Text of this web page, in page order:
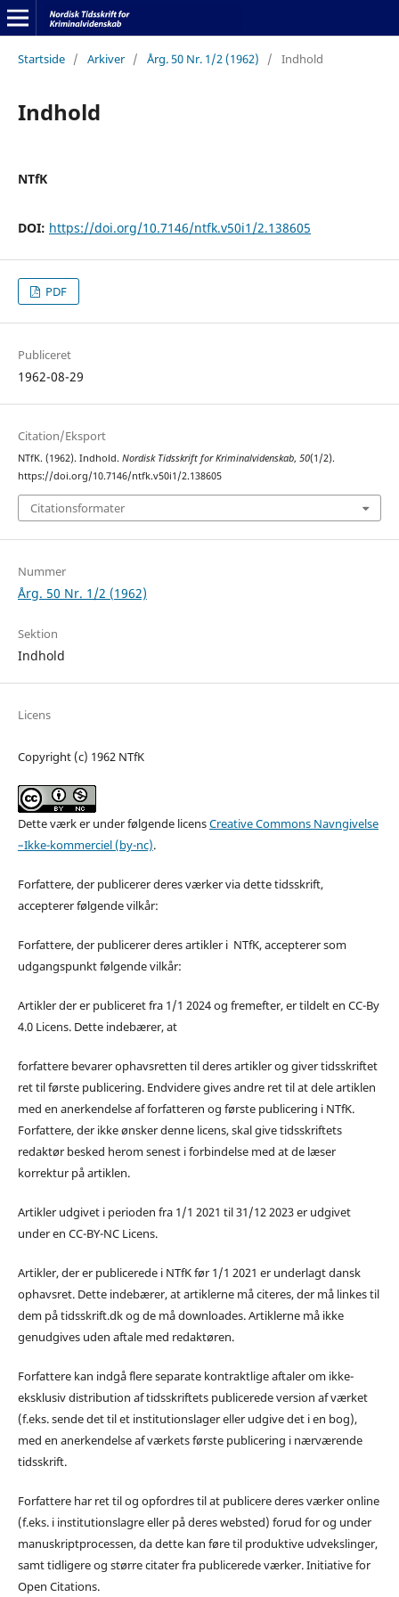
Startside / Arkiver / Årg. 50 Nr. 1/2 (1962) / Indhold
Indhold
NTfK
DOI: https://doi.org/10.7146/ntfk.v50i1/2.138605
PDF
Publiceret
1962-08-29
Citation/Eksport
NTfK. (1962). Indhold. Nordisk Tidsskrift for Kriminalvidenskab, 50(1/2).
https://doi.org/10.7146/ntfk.v50i1/2.138605
Citationsformater
Nummer
Årg. 50 Nr. 1/2 (1962)
Sektion
Indhold
Licens
Copyright (c) 1962 NTfK
Dette værk er under følgende licensCreative Commons Navngivelse
–Ikke-kommerciel (by-nc).
Forfattere, der publicerer deres værker via dette tidsskrift,
accepterer følgende vilkår:
Forfattere, der publicerer deres artikler i NTfK, accepterer som
udgangspunkt følgende vilkår:
Artikler der er publiceret fra 1/1 2024 og fremefter, er tildelt en CC-By
4.0 Licens. Dette indebærer, at
forfattere bevarer ophavsretten til deres artikler og giver tidsskriftet
ret til første publicering. Endvidere gives andre ret til at dele artiklen
med en anerkendelse af forfatteren og første publicering i NTfK.
Forfattere, der ikke ønsker denne licens, skal give tidsskriftets
redaktør besked herom senest i forbindelse med at de læser
korrektur på artiklen.
Artikler udgivet i perioden fra 1/1 2021 til 31/12 2023 er udgivet
under en CC-BY-NC Licens.
Artikler, der er publicerede i NTfK før 1/1 2021 er underlagt dansk
ophavsret. Dette indebærer, at artiklerne må citeres, der må linkes til
dem på tidsskrift.dk og de må downloades. Artiklerne må ikke
genudgives uden aftale med redaktøren.
Forfattere kan indgå flere separate kontraktlige aftaler om ikke-
eksklusiv distribution af tidsskriftets publicerede version af værket
(f.eks. sende det til et institutionslager eller udgive det i en bog),
med en anerkendelse af værkets første publicering i nærværende
tidsskrift.
Forfattere har ret til og opfordres til at publicere deres værker online
(f.eks. i institutionslagre eller på deres websted) forud for og under
manuskriptprocessen, da dette kan føre til produktive udvekslinger,
samt tidligere og større citater fra publicerede værker. Initiative for
Open Citations.